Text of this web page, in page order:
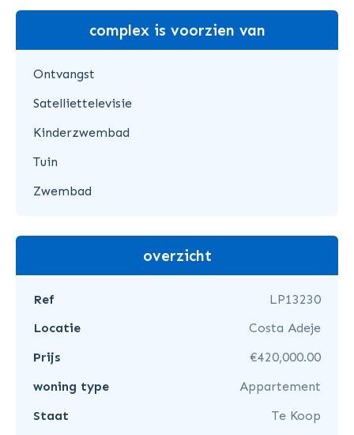
complex is voorzien van
Ontvangst
Satelliettelevisie
Kinderzwembad
Tuin
Zwembad
overzicht
Ref
LP13230
Locatie
Costa Adeje
Prijs
€420,000.00
woning type
Appartement
Staat
Te Koop